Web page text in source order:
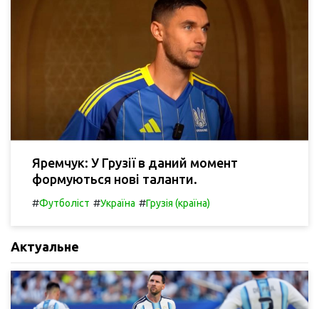
Яремчук: У Грузії в даний момент
формуються нові таланти.
#Футболіст #Україна #Грузія (країна)
Актуальне